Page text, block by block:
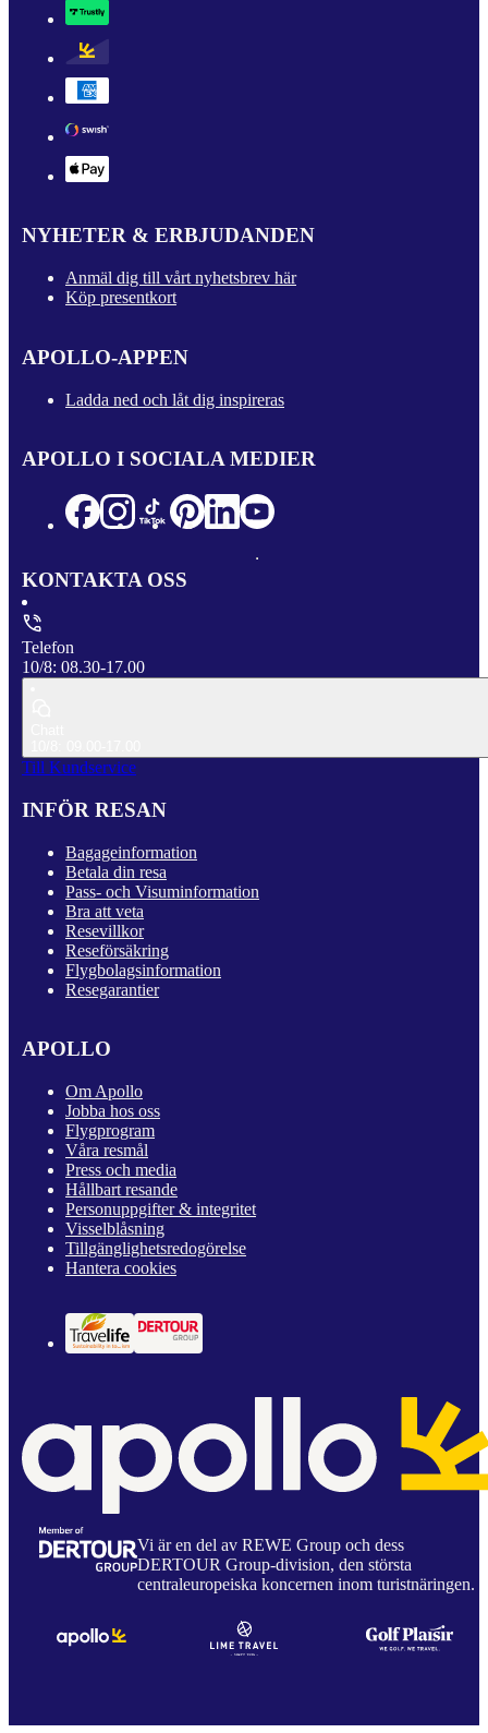
NYHETER & ERBJUDANDEN
Anmäl dig till vårt nyhetsbrev här
Köp presentkort
APOLLO-APPEN
Ladda ned och låt dig inspireras
APOLLO I SOCIALA MEDIER
KONTAKTA OSS
Telefon
10/8: 08.30-17.00
Till Kundservice
INFÖR RESAN
Bagageinformation
Betala din resa
Pass- och Visuminformation
Bra att veta
Resevillkor
Reseförsäkring
Flygbolagsinformation
Resegarantier
APOLLO
Om Apollo
Jobba hos oss
Flygprogram
Våra resmål
Press och media
Hållbart resande
Personuppgifter & integritet
Visselblåsning
Tillgänglighetsredogörelse
Hantera cookies
Vi är en del av REWE Group och dess
DERTOUR Group-division, den största
centraleuropeiska koncernen inom turistnäringen.